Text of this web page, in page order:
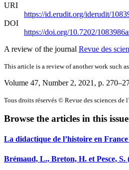
URI
https://id.erudit.org/iderudit/
DOI
https://doi.org/10.7202/
A review of the journal Revue des
This article is a review of another work such
Volume 47, Number 2, 2021 , p.
Tous droits réservés © Revue des sciences de
Browse the articles in this issue
La didactique de l’histoire en France
Brémaud, L., Breton, H. et Pesce, S.